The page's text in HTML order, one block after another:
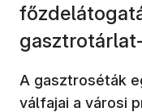
A gasztroséták
válfajai a városi